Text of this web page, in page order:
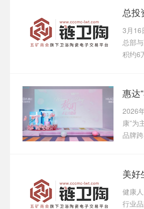
3月16
总部
积约6
惠达
2026
康”为
品牌
健康
行业